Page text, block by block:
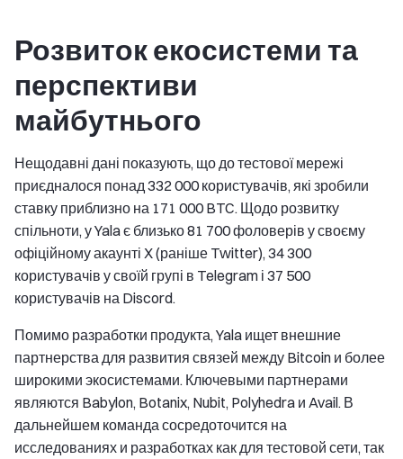
Розвиток екосистеми та
перспективи
майбутнього
Нещодавні дані показують, що до тестової мережі
приєдналося понад 332 000 користувачів, які зробили
ставку приблизно на 171 000 BTC. Щодо розвитку
спільноти, у Yala є близько 81 700 фоловерів у своєму
офіційному акаунті X (раніше Twitter), 34 300
користувачів у своїй групі в Telegram і 37 500
користувачів на Discord.
Помимо разработки продукта, Yala ищет внешние
партнерства для развития связей между Bitcoin и более
широкими экосистемами. Ключевыми партнерами
являются Babylon, Botanix, Nubit, Polyhedra и Avail. В
дальнейшем команда сосредоточится на
исследованиях и разработках как для тестовой сети, так